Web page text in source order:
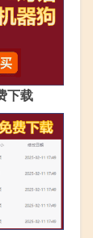
下载